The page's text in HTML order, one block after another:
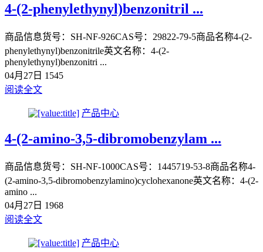
4-(2-phenylethynyl)benzonitril ...
商品信息货号：SH-NF-926CAS号：29822-79-5商品名称4-(2-
phenylethynyl)benzonitrile英文名称：4-(2-
phenylethynyl)benzonitri ...
04月27日 1545
阅读全文
产品中心
4-(2-amino-3,5-dibromobenzylam ...
商品信息货号：SH-NF-1000CAS号：1445719-53-8商品名称4-
(2-amino-3,5-dibromobenzylamino)cyclohexanone英文名称：4-(2-
amino ...
04月27日 1968
阅读全文
产品中心